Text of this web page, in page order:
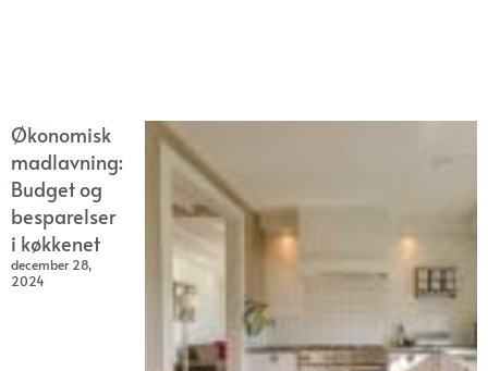
Økonomisk
madlavning:
Budget og
besparelser
i køkkenet
december 28,
2024